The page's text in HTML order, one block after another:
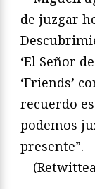
de juzgar
‘El Señor
‘Friends’
recuerdo
podemos
presente”.